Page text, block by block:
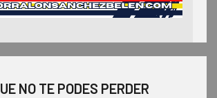
NO TE PODES PERDER